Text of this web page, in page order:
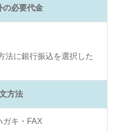
の必要代金
法に銀行振込を選択した
方法
ガキ・FAX